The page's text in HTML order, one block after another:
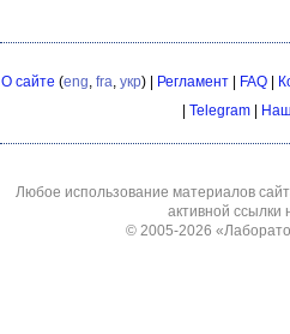
О сайте (eng fra укр) | Регламент| FAQ|
| Telegram |
Любое использование материалов
активной ссылки
© 2005-2026